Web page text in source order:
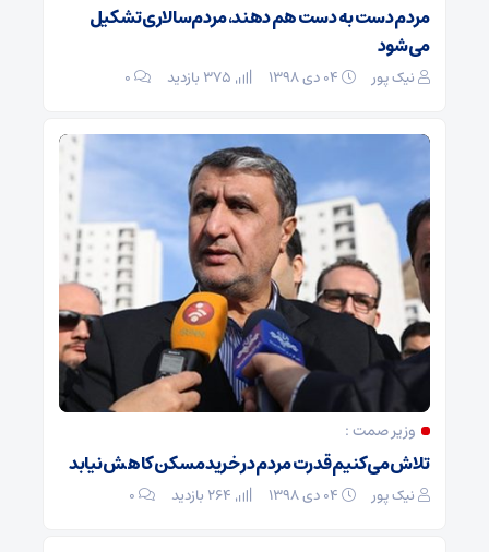
مردم دست به‌ دست هم دهند، مردم‌سالاری تشکیل
می‌شود
نیک پور ۰
وزیر صمت :
تلاش می‌کنیم قدرت مردم در خرید مسکن کاهش نیابد
نیک پور ۰